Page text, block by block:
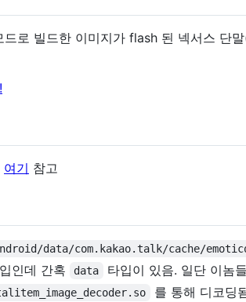
드로 빌드한 이미지가 flash 된 넥서스 단
여기 참고
data/com.kakao.talk/cache/
인데 간혹 data 타입이 있음. 일단 이놈
를 통해 디코딩